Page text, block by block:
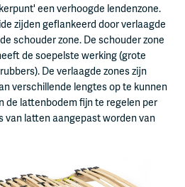
een verhoogde lendenzone.
zijden geflankeerd door verlaagde
schouder zone. De schouder zone
de soepelste werking (grote
De verlaagde zones zijn
verschillende lengtes op te kunnen
de lattenbodem fijn te regelen per
van latten aangepast worden van